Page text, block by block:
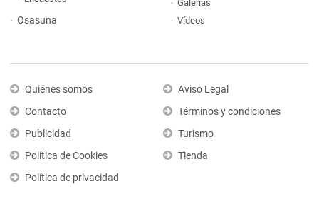
Osasuna
Galerías
Vídeos
Quiénes somos
Contacto
Publicidad
Política de Cookies
Política de privacidad
Aviso Legal
Términos y condiciones
Turismo
Tienda